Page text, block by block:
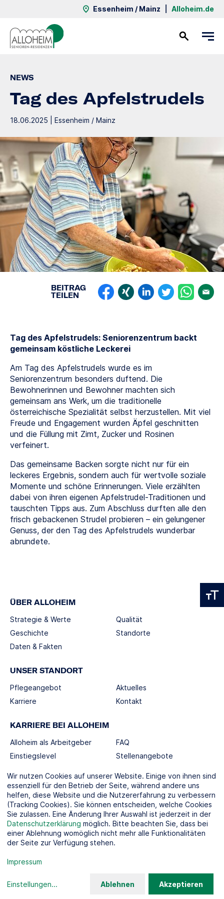
Essenheim / Mainz Alloheim.de
NEWS
Tag des Apfelstrudels
18.06.2025 | Essenheim / Mainz
BEITRAG
TEILEN
Tag des Apfelstrudels: Seniorenzentrum backt
gemeinsam köstliche Leckerei
Am Tag des Apfelstrudels wurde es im
Seniorenzentrum besonders duftend. Die
Bewohnerinnen und Bewohner machten sich
gemeinsam ans Werk, um die traditionelle
österreichische Spezialität selbst herzustellen. Mit viel
Freude und Engagement wurden Äpfel geschnitten
und die Füllung mit Zimt, Zucker und Rosinen
verfeinert.
Das gemeinsame Backen sorgte nicht nur für ein
leckeres Ergebnis, sondern auch für wertvolle soziale
Momente und schöne Erinnerungen. Viele erzählten
dabei von ihren eigenen Apfelstrudel-Traditionen und
tauschten Tipps aus. Zum Abschluss durften alle den
frisch gebackenen Strudel probieren – ein gelungener
Genuss, der den Tag des Apfelstrudels wunderbar
abrundete.
ÜBER ALLOHEIM
Strategie & Werte
Geschichte
Daten & Fakten
Qualität
Standorte
UNSER STANDORT
Pflegeangebot
Karriere
Aktuelles
Kontakt
KARRIERE BEI ALLOHEIM
Alloheim als Arbeitgeber
Einstiegslevel
FAQ
Stellenangebote
SOCIAL MEDIA
KOOPERATIONSPARTNER
Wir nutzen Cookies auf unserer Website. Einige von ihnen sind
essenziell für den Betrieb der Seite, während andere uns
helfen, diese Website und die Nutzererfahrung zu verbessern
(Tracking Cookies). Sie können entscheiden, welche Cookies
Sie zulassen. Eine Änderung Ihrer Auswahl ist jederzeit in der
Datenschutzerklärung möglich. Bitte beachten Sie, dass bei
einer Ablehnung womöglich nicht mehr alle Funktionalitäten
der Seite zur Verfügung stehen.
Impressum
Einstellungen... Ablehnen Akzeptieren